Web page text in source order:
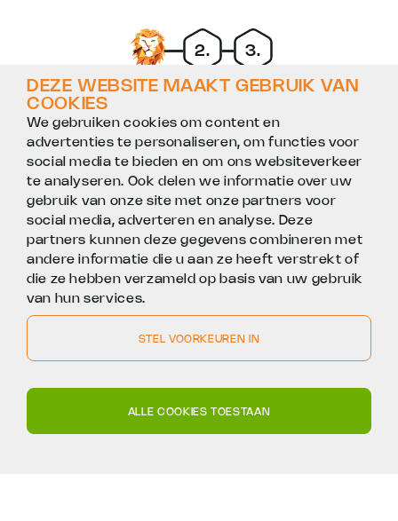
DEZE WEBSITE MAAKT GEBRUIK VAN
COOKIES
We gebruiken cookies om content en
advertenties te personaliseren, om functies voor
social media te bieden en om ons websiteverkeer
te analyseren. Ook delen we informatie over uw
gebruik van onze site met onze partners voor
social media, adverteren en analyse. Deze
partners kunnen deze gegevens combineren met
andere informatie die u aan ze heeft verstrekt of
die ze hebben verzameld op basis van uw gebruik
van hun services.
STEL VOORKEUREN IN
ALLE COOKIES TOESTAAN
GEGEVENS VRAGENVOLTOOID
BINNEN 1 WERKDAG REACTIE
010 - 312 70 70
2908LP
Capelle aan den IJssel